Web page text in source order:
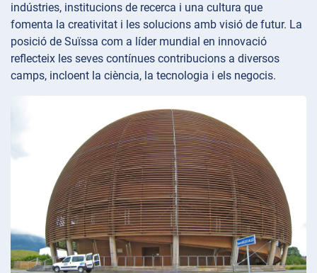
indústries, institucions de recerca i una cultura que
fomenta la creativitat i les solucions amb visió de futur. La
posició de Suïssa com a líder mundial en innovació
reflecteix les seves contínues contribucions a diversos
camps, incloent la ciència, la tecnologia i els negocis.